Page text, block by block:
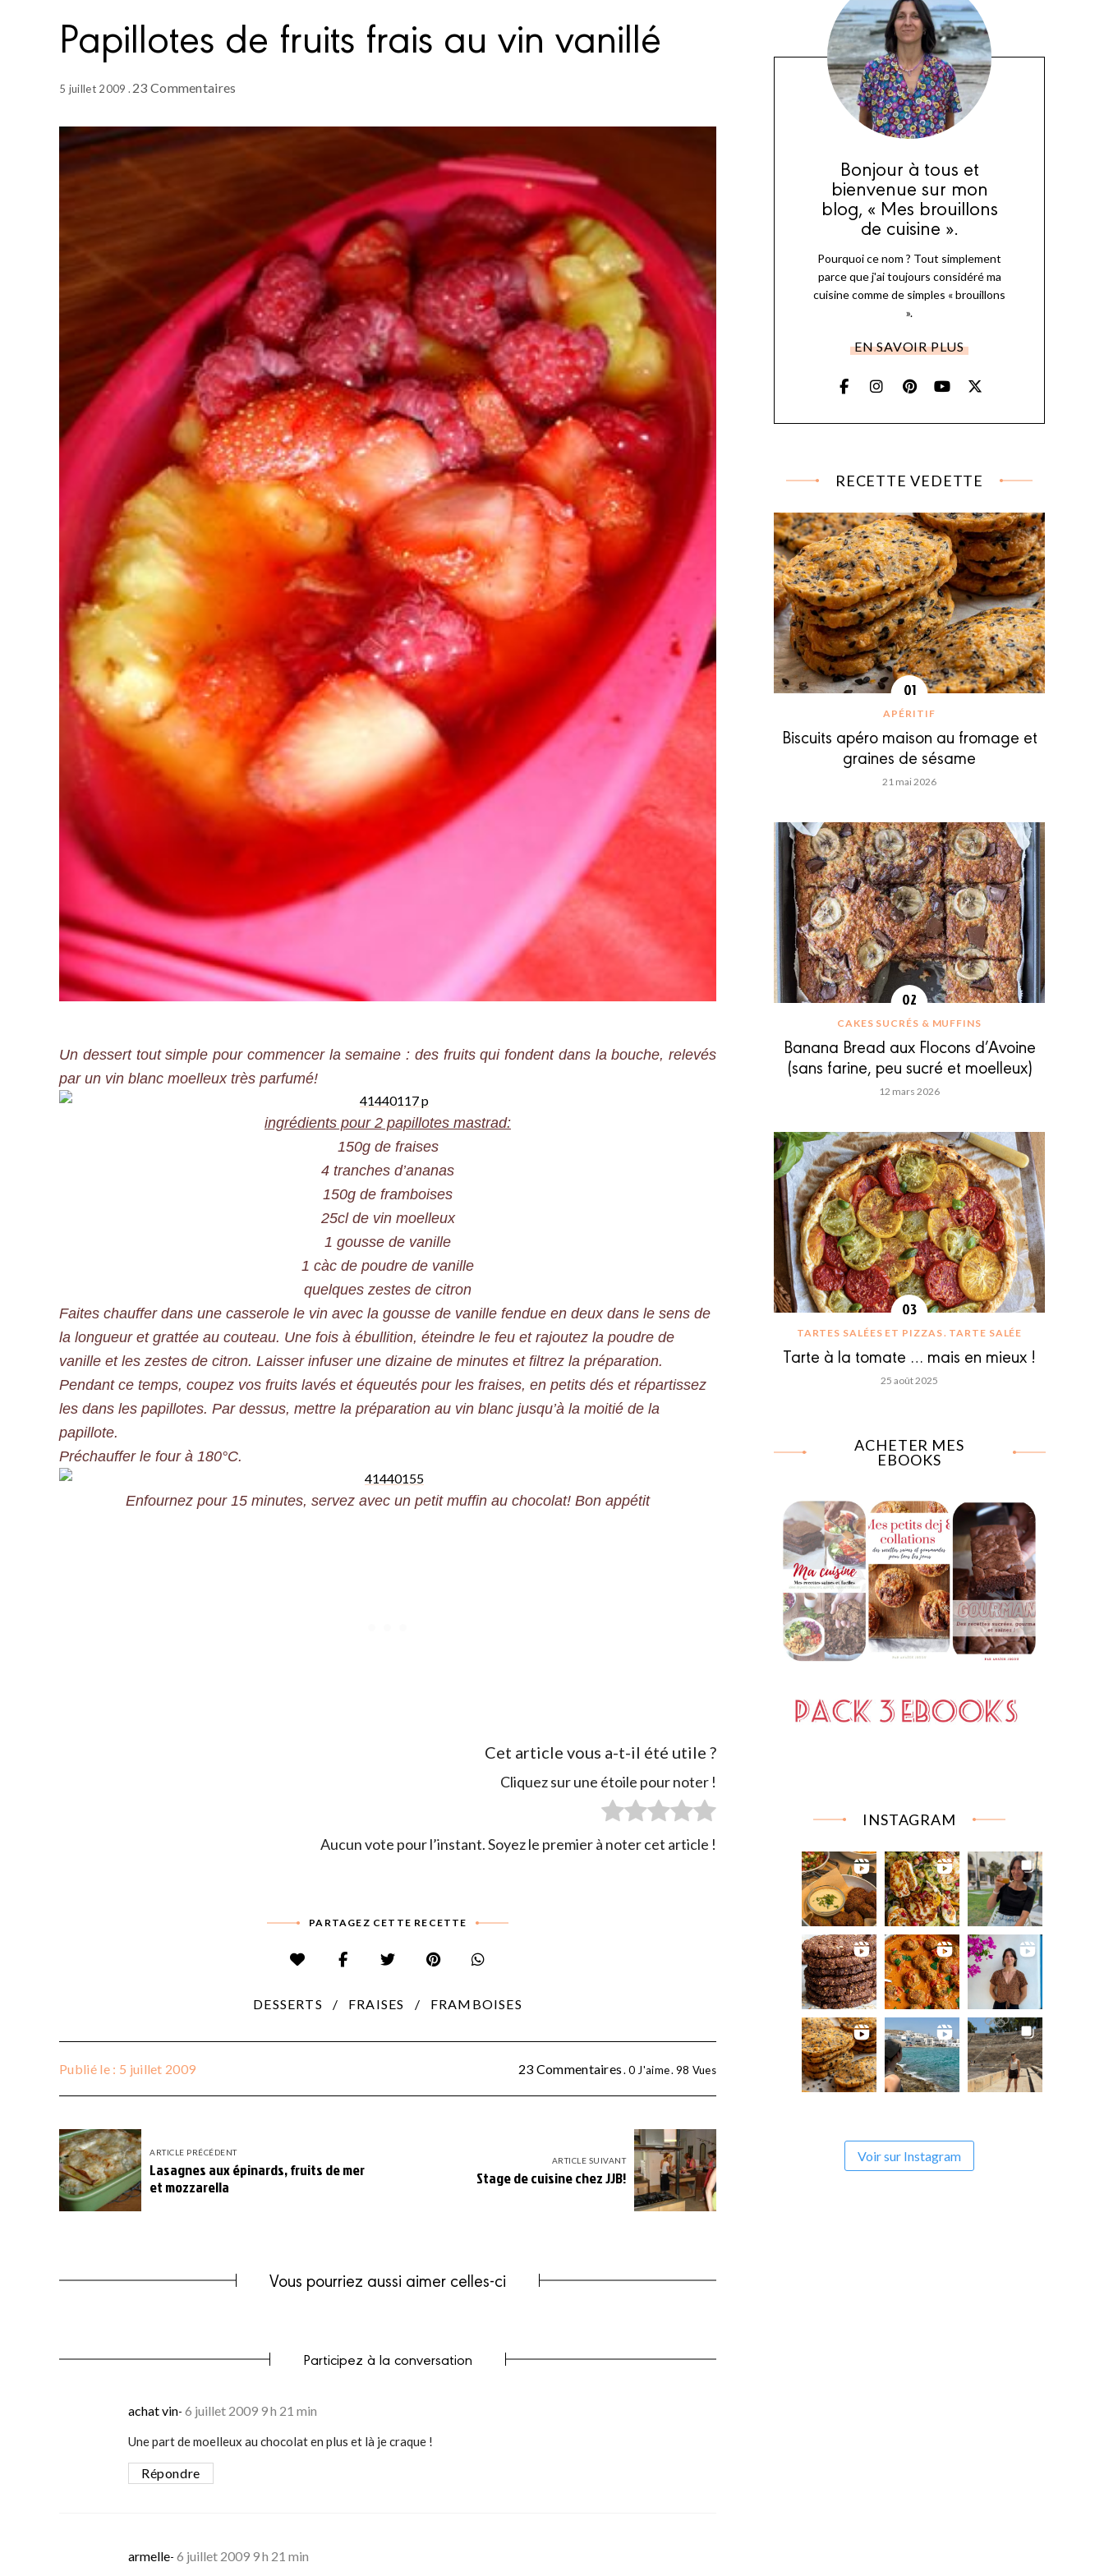
Papillotes de fruits frais au vin vanillé
5 juillet 2009 23 Commentaires
Un dessert tout simple pour commencer la semaine : des fruits qui fondent dans la bouche, relevés
par un vin blanc moelleux très parfumé!
ingrédients pour 2 papillotes mastrad:
150g de fraises
4 tranches d’ananas
150g de framboises
25cl de vin moelleux
1 gousse de vanille
1 càc de poudre de vanille
quelques zestes de citron
Faites chauffer dans une casserole le vin avec la gousse de vanille fendue en deux dans le sens de
la longueur et grattée au couteau. Une fois à ébullition, éteindre le feu et rajoutez la poudre de
vanille et les zestes de citron. Laisser infuser une dizaine de minutes et filtrez la préparation.
Pendant ce temps, coupez vos fruits lavés et équeutés pour les fraises, en petits dés et répartissez
les dans les papillotes. Par dessus, mettre la préparation au vin blanc jusqu’à la moitié de la
papillote.
Préchauffer le four à 180°C.
Enfournez pour 15 minutes, servez avec un petit muffin au chocolat! Bon appétit
Cet article vous a-t-il été utile ?
Cliquez sur une étoile pour noter !
Aucun vote pour l’instant. Soyez le premier à noter cet article !
PARTAGEZ CETTE RECETTE
DESSERTS FRAISES FRAMBOISES
Publié le : 5 juillet 2009 23 Commentaires 0 J'aime 98 Vues
ARTICLE PRÉCÉDENT
Lasagnes aux épinards, fruits de mer
et mozzarella
ARTICLE SUIVANT
Stage de cuisine chez JJB!
Vous pourriez aussi aimer celles-ci
Participez à la conversation
achat vinsays:
6 juillet 2009 9 h 21 min
Une part de moelleux au chocolat en plus et là je craque !
Répondre
armellesays:
6 juillet 2009 9 h 21 min
Bonjour à tous et
bienvenue sur mon
blog, « Mes brouillons
de cuisine ».
Pourquoi ce nom ? Tout simplement
parce que j'ai toujours considéré ma
cuisine comme de simples « brouillons
».
EN SAVOIR PLUS
RECETTE VEDETTE
APÉRITIF
Biscuits apéro maison au fromage et
graines de sésame
21 mai 2026
CAKES SUCRÉS & MUFFINS
Banana Bread aux Flocons d’Avoine
(sans farine, peu sucré et moelleux)
12 mars 2026
TARTES SALÉES ET PIZZAS TARTE SALÉE
Tarte à la tomate … mais en mieux !
25 août 2025
ACHETER MES
EBOOKS
INSTAGRAM
Voir sur Instagram